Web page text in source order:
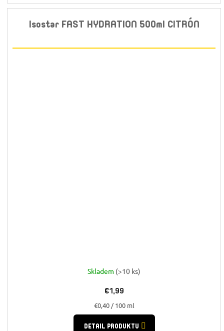
Isostar FAST HYDRATION 500ml CITRÓN
Skladem (>10 ks)
€1,99
Jednotková
cena:
€0,40 / 100 ml
DETAIL PRODUKTU